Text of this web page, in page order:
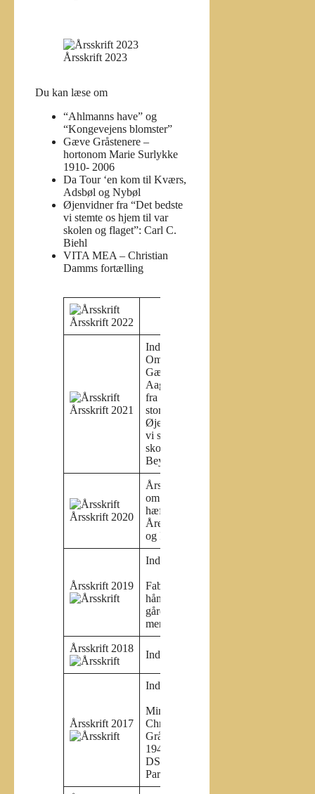
Årsskrift 2023
Du kan læse om
“Ahlmanns have” og
“Kongevejens blomster”
Gæve Gråstenere –
hortonom Marie Surlykke
1910- 2006
Da Tour ‘en kom til Kværs,
Adsbøl og Nybøl
Øjenvidner fra “Det bedste
vi stemte os hjem til var
skolen og flaget”: Carl C.
Biehl
VITA MEA – Christian
Damms fortælling
Årsskrift 2022
Årsskrift 2021
Indhold:
Om Alnor og Alnor Kro
Gæve Gråstenere.
Aage Petersen – atomfysiker
fra Gråsten Stranderød og det
store ålerøgeri
Øjenvidner fra “Det bedste ,
vi stemte os hjem til, var
skolen og flaget”. Frode
Beyer
Årsskrift 2020
Årsskriftet består af bogen
om Genforeningen samt et
hæfte med bl.a.
Årets gang 2019, Arkivets-
og Foreningens beretning.
Årsskrift 2019
Indhold:
Fabrik KolmosTre
håndværkerfamilierRinkenæs
gårdenes jordudskiftningSe
mere på
Årsskrift 2018
Indhold:
Årsskrift 2017
Indhold:
Mindeord over Hans
Christian LassenByen
Gråsten omkring 1927-
1940Barnbom ved og med
DSBAdsbøl dam – E Grue –
Paradiset